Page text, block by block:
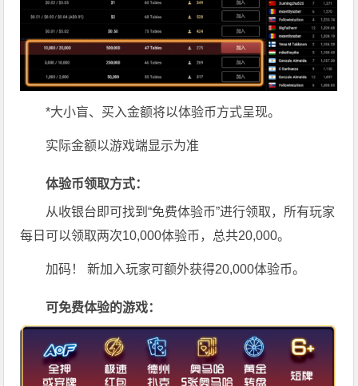
*大小盲、买入金额将以体验币方式呈现。
实际金额以游戏端显示为准
体验币领取方式：
从收银台即可找到“免费体验币”进行领取，所有玩家
每日可以领取两次10,000体验币，总共20,000。
加码！ 新加入玩家可额外获得20,000体验币。
可免费体验的游戏：